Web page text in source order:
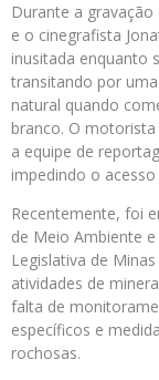
Durante a
e o cinegrafista
inusitada enquanto
transitando por
natural quando
branco. O
a equipe de
impedindo o
Recentemente, foi
de Meio Ambiente
Legislativa de
atividades de
falta de
específicos e
rochosas.